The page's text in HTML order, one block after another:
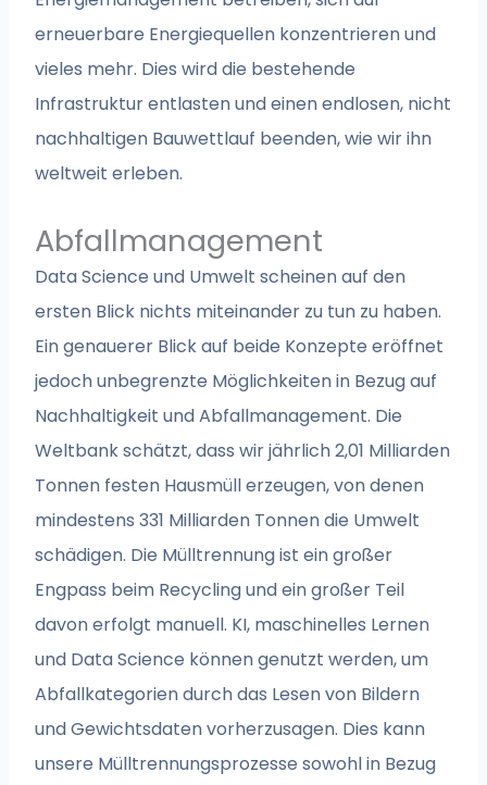
erneuerbare Energiequellen konzentrieren und
vieles mehr. Dies wird die bestehende
Infrastruktur entlasten und einen endlosen, nicht
nachhaltigen Bauwettlauf beenden, wie wir ihn
weltweit erleben.
Abfallmanagement
Data Science und Umwelt scheinen auf den
ersten Blick nichts miteinander zu tun zu haben.
Ein genauerer Blick auf beide Konzepte eröffnet
jedoch unbegrenzte Möglichkeiten in Bezug auf
Nachhaltigkeit und Abfallmanagement. Die
Weltbank schätzt, dass wir jährlich 2,01 Milliarden
Tonnen festen Hausmüll erzeugen, von denen
mindestens 331 Milliarden Tonnen die Umwelt
schädigen. Die Mülltrennung ist ein großer
Engpass beim Recycling und ein großer Teil
davon erfolgt manuell. KI, maschinelles Lernen
und Data Science können genutzt werden, um
Abfallkategorien durch das Lesen von Bildern
und Gewichtsdaten vorherzusagen. Dies kann
unsere Mülltrennungsprozesse sowohl in Bezug